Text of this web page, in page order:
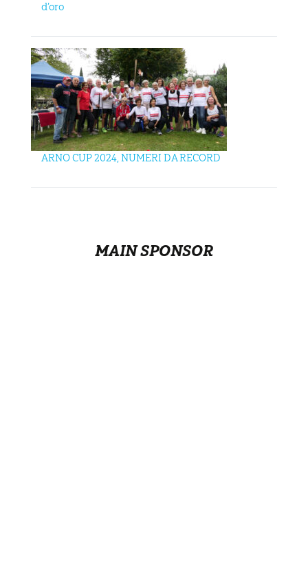
d’oro
ARNO CUP 2024, NUMERI DA RECORD
MAIN SPONSOR